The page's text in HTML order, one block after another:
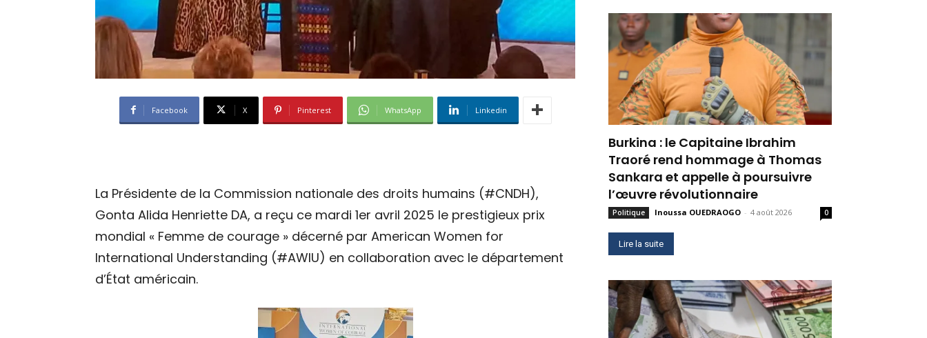
Facebook X Pinterest WhatsApp Linkedin
La Présidente de la Commission nationale des droits humains (#CNDH),
Gonta Alida Henriette DA, a reçu ce mardi 1er avril 2025 le prestigieux prix
mondial « Femme de courage » décerné par American Women for
International Understanding (#AWIU) en collaboration avec le département
d’État américain.
Burkina : le Capitaine Ibrahim
Traoré rend hommage à Thomas
Sankara et appelle à poursuivre
l’œuvre révolutionnaire
Politique Inoussa OUEDRAOGO - 4 août 2026 0
Lire la suite